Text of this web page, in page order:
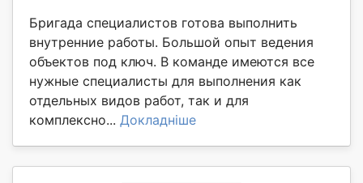
Бригада специалистов готова выполнить
внутренние работы. Большой опыт ведения
объектов под ключ. В команде имеются все
нужные специалисты для выполнения как
отдельных видов работ, так и для
комплексно... Докладніше